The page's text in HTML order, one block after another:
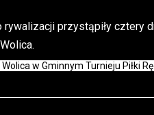
przystąpiły cztery
w Gminnym Turnieju Piłki